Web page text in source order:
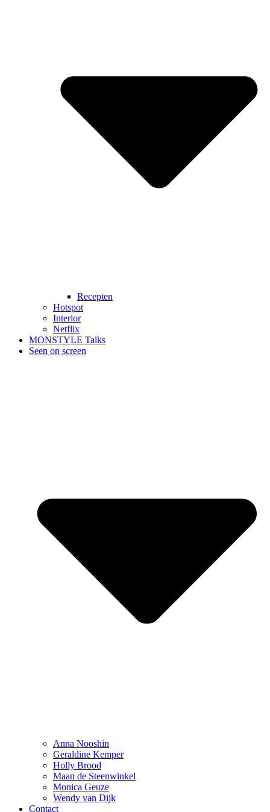
Recepten
Hotspot
Interior
Netflix
MONSTYLE Talks
Seen on screen
Anna Nooshin
Geraldine Kemper
Holly Brood
Maan de Steenwinkel
Monica Geuze
Wendy van Dijk
Contact